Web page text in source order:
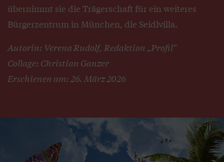
übernimmt sie die Trägerschaft für ein weiteres
Bürgerzentrum in München, die Seidlvilla.
Autorin: Verena Rudolf, Redaktion „Profil“
Collage: Christian Ganzer
Erschienen am: 26. März 2026